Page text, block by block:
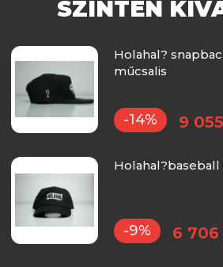
SZINTÉN
Holahal?
műcsalis
-14% 9
-9% 6 706